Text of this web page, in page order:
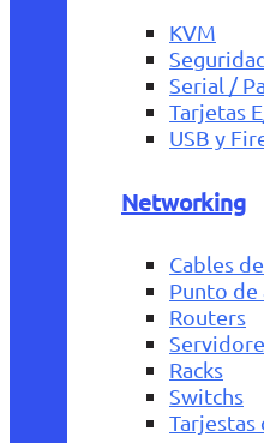
KVM
Serial /
Tarjetas
USB y
Networking
Cables
Punto de
Routers
Racks
Switchs
Tarjestas